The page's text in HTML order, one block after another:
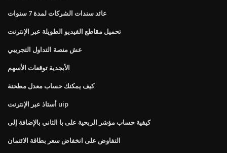
عائد سندات الشركات لمدة 7 سنوات
تحميل مقاطع الفيديو الطويلة عبر الإنترنت
عش منصة التداول التجريبي
الأبجدية توقعات الأسهم
كيف يمكنك حساب معدل مطحنة
أستاذ عبر الإنترنت uip
كيفية حساب مؤشر الربحية على با الثاني بالإضافة إلى
التفاوض على انخفاض سعر بطاقة الائتمان